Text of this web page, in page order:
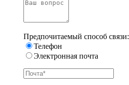
Предпочитаемый способ связи:
Телефон
Электронная почта